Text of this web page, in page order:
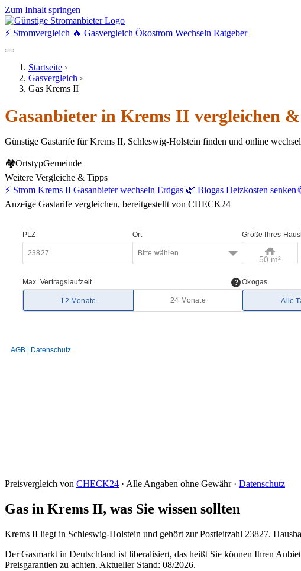
Zum Inhalt springen
⚡ Stromvergleich 🔥 Gasvergleich Ökostrom Wechseln Ratgeber
Startseite ›
Gasvergleich ›
Gas Krems II
Gasanbieter in Krems II vergleichen
Günstige Gastarife für Krems II, Schleswig-Holstein finden und online
🏘OrtstypGemeinde
Weitere Vergleiche & Tipps
⚡ Strom Krems II Gasanbieter wechseln Erdgas 🌿 Biogas Heizkosten senken
Anzeige Gastarife vergleichen, bereitgestellt von CHECK24
Preisvergleich von CHECK24 · Alle Angaben ohne Gewähr · Datenschutz
Gas in Krems II, was Sie wissen sollten
Krems II liegt in Schleswig-Holstein und gehört zur Postleitzahl 23827.
Der Gasmarkt in Deutschland ist liberalisiert, das heißt Sie können Ihren
Preisgarantien zu achten. Aktueller Stand: 08/2026.